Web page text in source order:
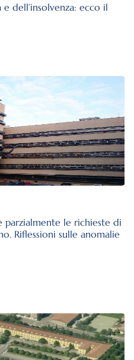
dell’insolvenza: ecco il
parzialmente le richieste di
Riflessioni sulle anomalie